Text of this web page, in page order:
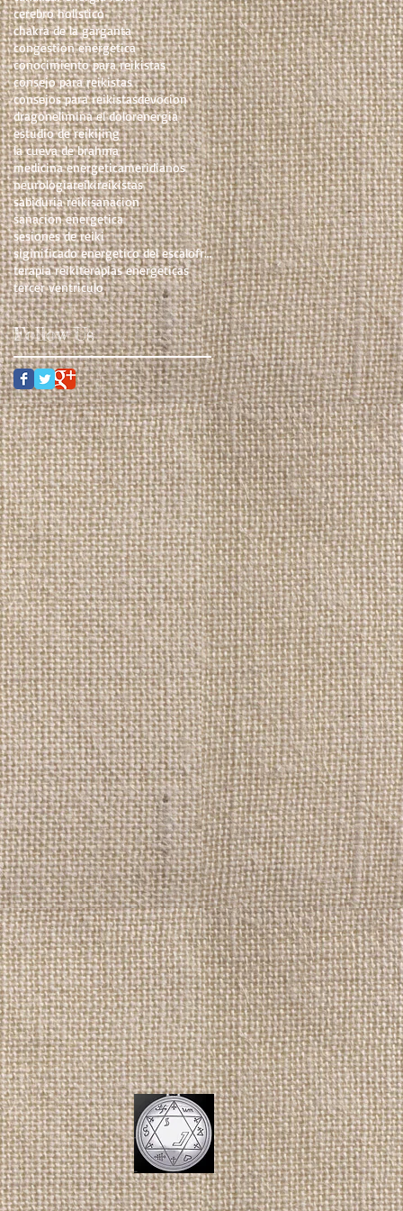
cerebro holistico
chakra de la garganta
congestion energetica
conocimiento para reikistas
consejo para reikistas
consejos para reikistasdevocion
dragonelimina el dolorenergia
estudio de reikijing
la cueva de brahma
medicina energeticameridianos
neurologiareikireikistas
sabiduria reikisanacion
sanacion energetica
sesiones de reiki
siginificado energetico del escalofrio
terapia reikiterapias energeticas
tercer ventriculo
Follow Us